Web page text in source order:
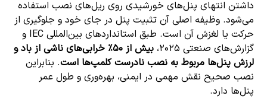
داشتن انتهای پنل‌های خورشیدی روی ریل‌های نصب استفاده
می‌شود. وظیفه اصلی آن تثبیت پنل در جای خود و جلوگیری از
حرکت یا لغزش آن است. طبق استانداردهای بین‌المللی IEC و
گزارش‌های صنعتی ۲۰۲۵،
بیش از ۵۰٪ خرابی‌های ناشی از باد و
لرزش پنل‌ها مربوط به نصب نادرست کلمپ‌ها است. بنابراین
نصب صحیح نقش مهمی در ایمنی، بهره‌وری و طول عمر
پنل‌ها دارد.